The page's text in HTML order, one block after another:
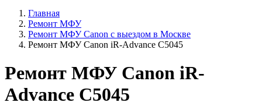
Главная
Ремонт МФУ
Ремонт МФУ Canon с выездом в Москве
Ремонт МФУ Canon iR-Advance C5045
Ремонт МФУ Canon iR-
Advance C5045